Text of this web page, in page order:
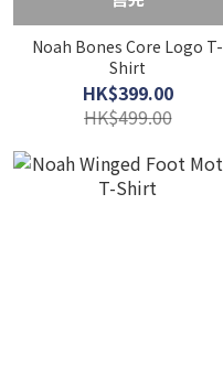
Noah Bones Core Logo T-
Shirt
HK$399.00
HK$499.00